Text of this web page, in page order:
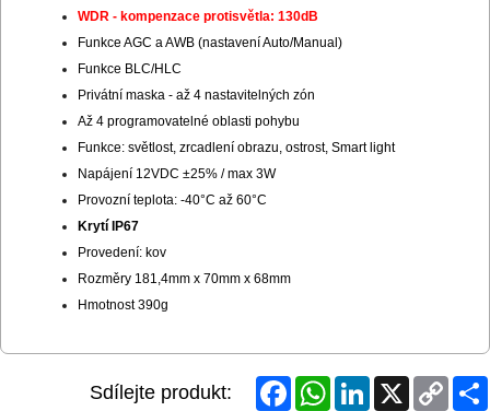
WDR - kompenzace protisvětla: 130dB
Funkce AGC a AWB (nastavení Auto/Manual)
Funkce BLC/HLC
Privátní maska - až 4 nastavitelných zón
Až 4 programovatelné oblasti pohybu
Funkce: světlost, zrcadlení obrazu, ostrost, Smart light
Napájení 12VDC ±25% / max 3W
Provozní teplota: -40°C až 60°C
Krytí IP67
Provedení: kov
Rozměry 181,4mm x 70mm x 68mm
Hmotnost 390g
Sdílejte produkt: FacebookWhatsAppLinkedInX
Copy
Link